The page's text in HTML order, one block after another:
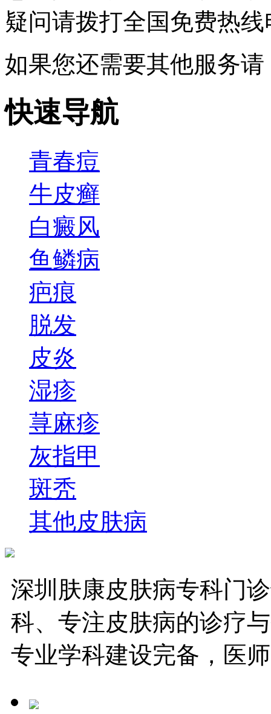
疑问请拨打全国免费热线
如果您还需要其他服务
快速导航
青春痘
牛皮癣
白癜风
鱼鳞病
疤痕
脱发
皮炎
湿疹
荨麻疹
灰指甲
斑秃
其他皮肤病
深圳肤康皮肤病专科门
科、专注皮肤病的诊疗
专业学科建设完备，医